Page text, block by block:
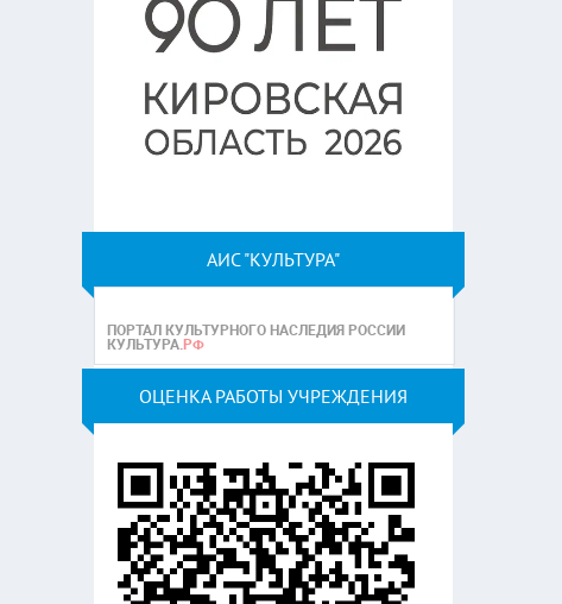
АИС "КУЛЬТУРА"
ОЦЕНКА РАБОТЫ УЧРЕЖДЕНИЯ